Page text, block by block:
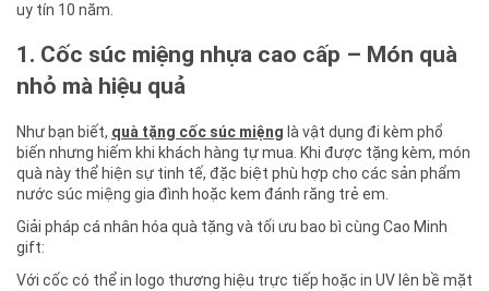
uy tín 10 năm.
1. Cốc súc miệng nhựa cao cấp – Món quà
nhỏ mà hiệu quả
Như bạn biết, quà tặng cốc súc miệng là vật dụng đi kèm phổ
biến nhưng hiếm khi khách hàng tự mua. Khi được tặng kèm, món
quà này thể hiện sự tinh tế, đặc biệt phù hợp cho các sản phẩm
nước súc miệng gia đình hoặc kem đánh răng trẻ em.
Giải pháp cá nhân hóa quà tặng và tối ưu bao bì cùng Cao Minh
gift:
Với cốc có thể in logo thương hiệu trực tiếp hoặc in UV lên bề mặt